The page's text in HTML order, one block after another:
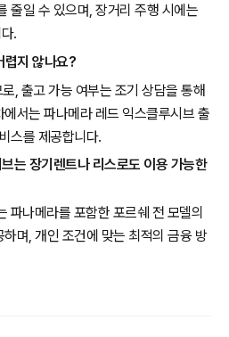
줄일 수 있으며, 장거리 주행 시에는
.
렵지 않나요?
, 출고 가능 여부는 조기 상담을 통해
서는 파나메라 레드 익스클루시브 출
스를 제공합니다.
는 장기렌트나 리스로도 이용 가능한
파나메라를 포함한 포르쉐 전 모델의
며, 개인 조건에 맞는 최적의 금융 방